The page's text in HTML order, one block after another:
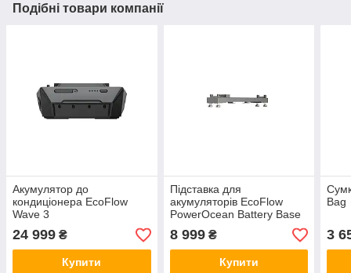
Подібні товари компанії
Акумулятор до
кондиціонера EcoFlow
Wave 3
24 999 ₴
Купити
Підставка для
акумуляторів EcoFlow
PowerOcean Battery Base
8 999₴
Купити
Bag
3